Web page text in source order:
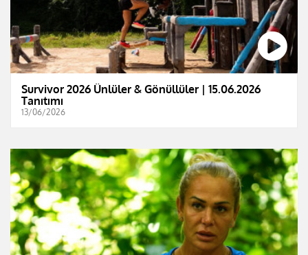
Survivor 2026 Ünlüler & Gönüllüler | 15.06.2026
Tanıtımı
13/06/2026